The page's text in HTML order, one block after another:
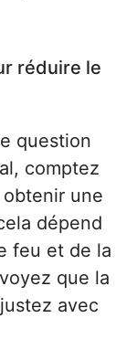
réduire le
question
comptez
une
dépend
feu et de la
que la
avec